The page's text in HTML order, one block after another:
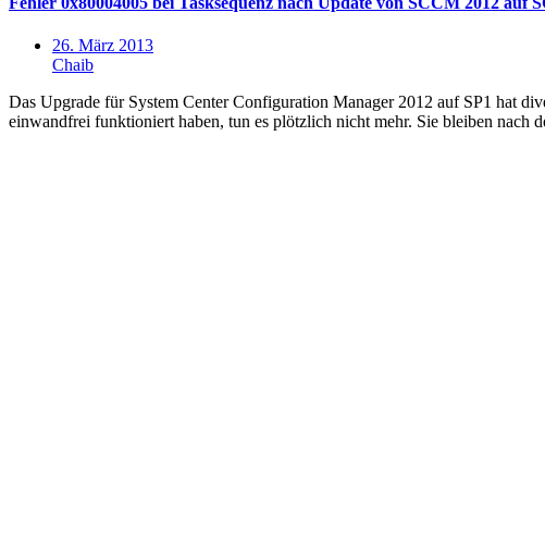
26. März 2013
Chaib
Das Upgrade für System Center Configuration Manager 2012 auf SP1 hat
einwandfrei funktioniert haben, tun es plötzlich nicht mehr. Sie bleiben